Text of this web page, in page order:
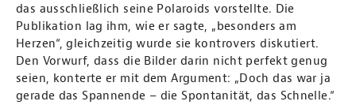
das ausschließlich seine Polaroids vorstellte. Die
Publikation lag ihm, wie er sagte, „besonders am
Herzen“, gleichzeitig wurde sie kontrovers diskutiert.
Den Vorwurf, dass die Bilder darin nicht perfekt genug
seien, konterte er mit dem Argument: „Doch das war ja
gerade das Spannende – die Spontanität, das Schnelle.“